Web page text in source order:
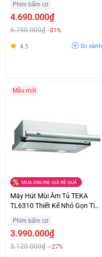
Lớn
Phím bấm cơ
4.690.000₫
6.750.000₫ -31%
4.5 So sánh
Mẫu mới
MUA ONLINE GIÁ RẺ QUÁ
Máy Hút Mùi Âm Tủ TEKA
TL6310 Thiết Kế Nhỏ Gọn Tiết
Kiệm Không Gian Giá Bất Ngờ
Phím bấm cơ
3.990.000₫
3.120.000₫ --27%